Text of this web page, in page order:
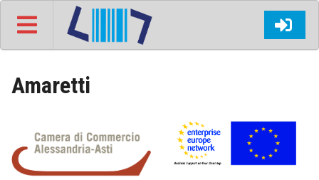
Amaretti